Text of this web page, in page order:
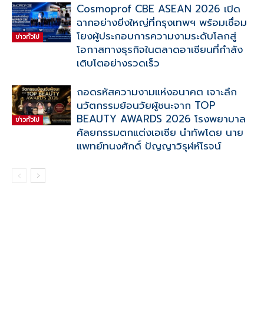
ข่าวทั่วไป
Cosmoprof CBE ASEAN 2026 เปิด
ฉากอย่างยิ่งใหญ่ที่กรุงเทพฯ พร้อมเชื่อม
โยงผู้ประกอบการความงามระดับโลกสู่
โอกาสทางธุรกิจในตลาดอาเซียนที่กำลัง
เติบโตอย่างรวดเร็ว
ข่าวทั่วไป
ถอดรหัสความงามแห่งอนาคต เจาะลึก
นวัตกรรมย้อนวัยผู้ชนะจาก TOP
BEAUTY AWARDS 2026 โรงพยาบาล
ศัลยกรรมตกแต่งเอเซีย นำทัพโดย นาย
แพทย์ทนงศักดิ์ ปัญญาวิรุฬห์โรจน์